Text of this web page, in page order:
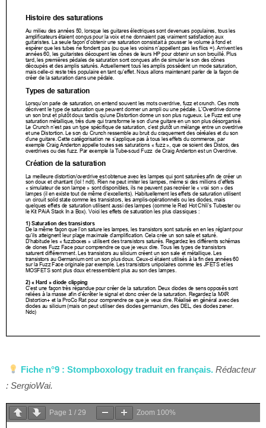
Fiche n°9 : Stompboxology traduit en français. Rédacteur
: SergioWai.
Page 1 / 29 Zoom 100%